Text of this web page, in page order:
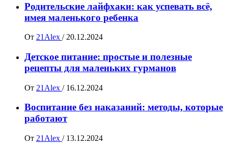
Родительские лайфхаки: как успевать всё,
имея маленького ребенка
От 21Alex / 20.12.2024
Детское питание: простые и полезные
рецепты для маленьких гурманов
От 21Alex / 16.12.2024
Воспитание без наказаний: методы, которые
работают
От 21Alex / 13.12.2024